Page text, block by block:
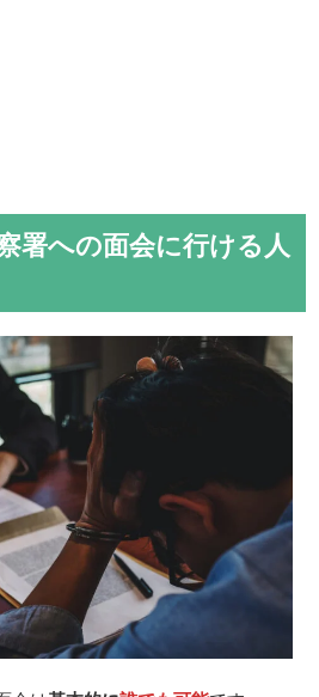
署への面会に行ける人